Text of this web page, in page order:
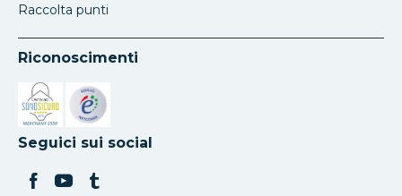
Raccolta punti
Riconoscimenti
Si apre in una nuova scheda
Si apre in una nuova scheda
Seguici sui social